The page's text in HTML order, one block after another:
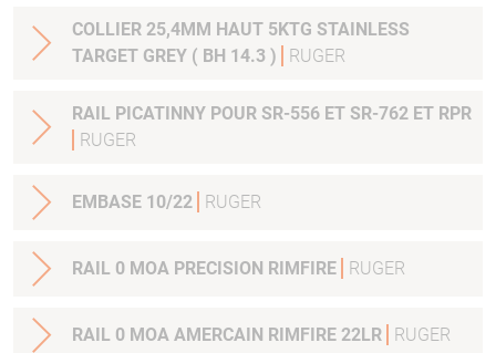
COLLIER 25,4MM HAUT 5KTG STAINLESS
TARGET GREY ( BH 14.3 )
RUGER
RAIL PICATINNY POUR SR-556 ET SR-762 ET RPR
RUGER
EMBASE 10/22 RUGER
RAIL 0 MOA PRECISION RIMFIRE RUGER
RAIL 0 MOA AMERCAIN RIMFIRE 22LR RUGER